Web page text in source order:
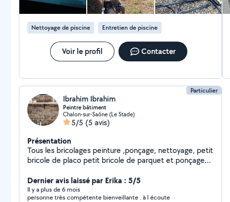
Nettoyage de piscine Entretien de piscine
Voir le profil Contacter
Particulier
Ibrahim Ibrahim
Peintre bâtiment
Chalon-sur-Saône (Le Stade)
5/5 (5 avis)
Présentation
Tous les bricolages peinture ,ponçage, nettoyage, petit
bricole de placo petit bricole de parquet et ponçage
d'expérience et qui respecte le petit et le grand
Dernier avis laissé par Erika : 5/5
Il y a plus de 6 mois
personne très compétente bienveillante . à l écoute